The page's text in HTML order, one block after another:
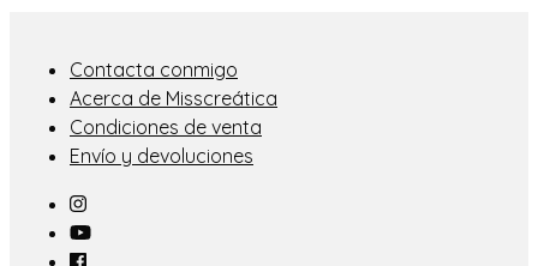
Contacta conmigo
Acerca de Misscreática
Condiciones de venta
Envío y devoluciones